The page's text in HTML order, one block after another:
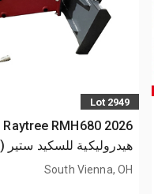
Lot 2949
هيدروليكية للسكيد ستير (Unused)
South Vienna, OH